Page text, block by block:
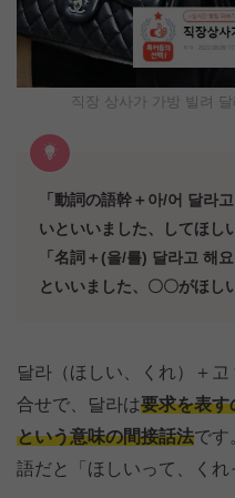
직장 상사가 가방 빌려
「動詞の語幹＋아/어 달라
いといいました、してほし
「名詞＋(을/를) 달라고 해
といいました、〇〇がほし
달라（ほしい、くれ）＋
合せで、달라は要求を表す
という意味の間接話法です
語だと「ほしいって、くれ